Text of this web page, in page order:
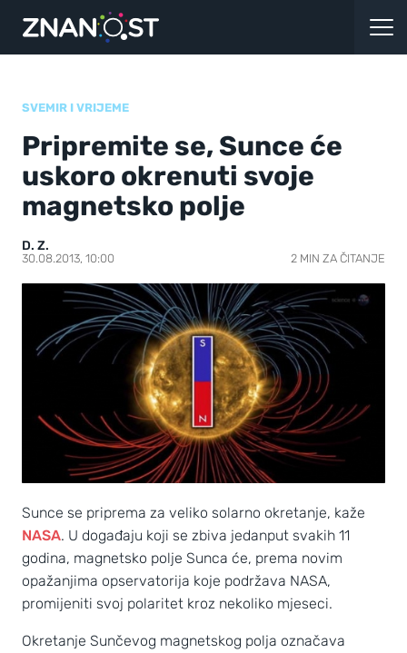
SVEMIR I VRIJEME
Pripremite se, Sunce će
uskoro okrenuti svoje
magnetsko polje
D. Z.
30.08.2013, 10:00 2 MIN ZA ČITANJE
Sunce se priprema za veliko solarno okretanje, kaže
NASA. U događaju koji se zbiva jedanput svakih 11
godina, magnetsko polje Sunca će, prema novim
opažanjima opservatorija koje podržava NASA,
promijeniti svoj polaritet kroz nekoliko mjeseci.
Okretanje Sunčevog magnetskog polja označava